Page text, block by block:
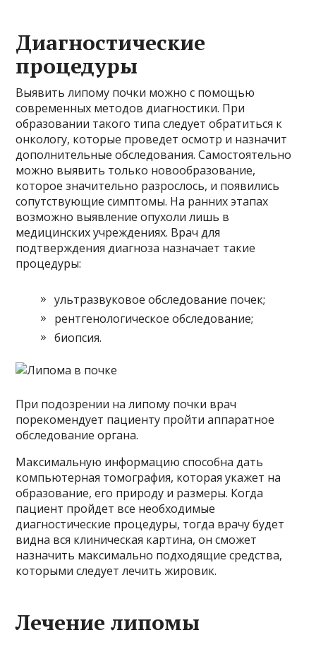
Диагностические
процедуры
Выявить липому почки можно с помощью
современных методов диагностики. При
образовании такого типа следует обратиться к
онкологу, которые проведет осмотр и назначит
дополнительные обследования. Самостоятельно
можно выявить только новообразование,
которое значительно разрослось, и появились
сопутствующие симптомы. На ранних этапах
возможно выявление опухоли лишь в
медицинских учреждениях. Врач для
подтверждения диагноза назначает такие
процедуры:
ультразвуковое обследование почек;
рентгенологическое обследование;
биопсия.
При подозрении на липому почки врач
порекомендует пациенту пройти аппаратное
обследование органа.
Максимальную информацию способна дать
компьютерная томография, которая укажет на
образование, его природу и размеры. Когда
пациент пройдет все необходимые
диагностические процедуры, тогда врачу будет
видна вся клиническая картина, он сможет
назначить максимально подходящие средства,
которыми следует лечить жировик.
Лечение липомы